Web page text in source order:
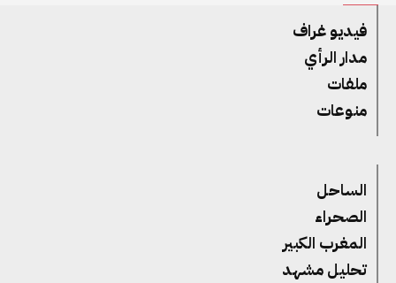
فيديو غراف
مدار الرأي
ملفات
منوعات
الساحل
الصحراء
المغرب الكبير
تحليل مشهد